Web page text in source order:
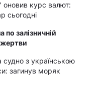
оновив курс валют:
сьогодні
по залізничній
жертви
судно з українською
загинув моряк